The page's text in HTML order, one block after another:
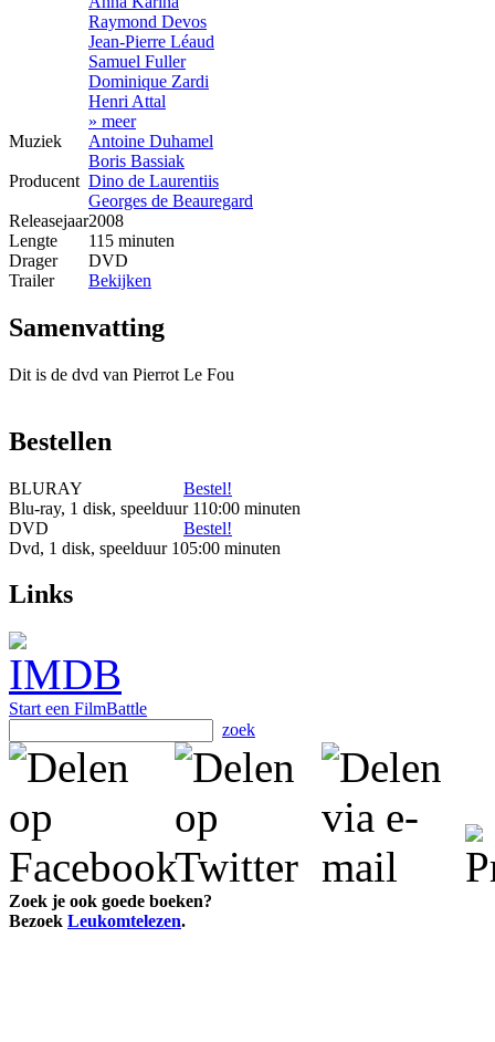
Raymond Devos
Jean-Pierre Léaud
Samuel Fuller
Dominique Zardi
Henri Attal
» meer
Muziek
Antoine Duhamel
Boris Bassiak
Producent Dino de Laurentiis
Georges de Beauregard
Releasejaar2008
Lengte
115 minuten
Drager
DVD
Trailer
Bekijken
Samenvatting
Dit is de dvd van Pierrot Le Fou
Bestellen
BLURAY
Bestel!
Blu-ray, 1 disk, speelduur 110:00 minuten
DVD
Bestel!
Dvd, 1 disk, speelduur 105:00 minuten
Links
Start een FilmBattle
zoek
Zoek je ook goede boeken?
Bezoek Leukomtelezen.